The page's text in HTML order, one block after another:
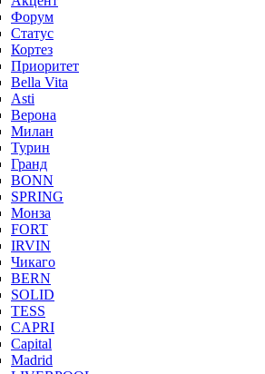
Форум
Статус
Кортез
Приоритет
Bella Vita
Asti
Верона
Милан
Турин
Гранд
BONN
SPRING
Монза
FORT
IRVIN
Чикаго
BERN
SOLID
TESS
CAPRI
Capital
Madrid